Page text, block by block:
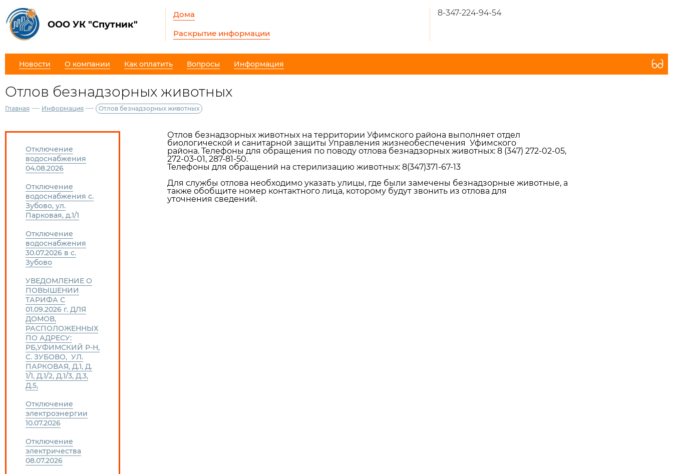
ООО УК "Спутник"
Дома
Раскрытие информации
8-347-224-94-54
Новости О компании Как оплатить Вопросы Информация
Отлов безнадзорных животных
Главная — Информация — Отлов безнадзорных животных
Отключение
водоснабжения
04.08.2026
Отключение
водоснабжения с.
Зубово, ул.
Парковая, д.1/1
Отключение
водоснабжения
30.07.2026 в с.
Зубово
УВЕДОМЛЕНИЕ О
ПОВЫШЕНИИ
ТАРИФА С
01.09.2026 г. ДЛЯ
ДОМОВ,
РАСПОЛОЖЕННЫХ
ПО АДРЕСУ:
РБ,УФИМСКИЙ Р-Н,
С. ЗУБОВО, УЛ.
ПАРКОВАЯ, Д.1, Д.
1/1, Д.1/2, Д.1/3, Д.3,
Д.5,
Отключение
электроэнергии
10.07.2026
Отключение
электричества
08.07.2026
Отлов безнадзорных животных на территории Уфимского района выполняет отдел
биологической и санитарной защиты Управления жизнеобеспечения Уфимского
района. Телефоны для обращения по поводу отлова безнадзорных животных: 8 (347) 272-02-05,
272-03-01, 287-81-50.
Телефоны для обращений на стерилизацию животных: 8(347)371-67-13
Для службы отлова необходимо указать улицы, где были замечены безнадзорные животные, а
также обобщите номер контактного лица, которому будут звонить из отлова для
уточнения сведений.